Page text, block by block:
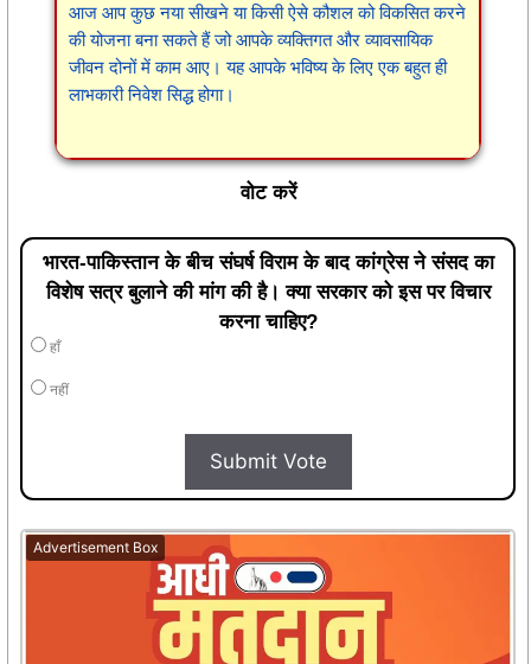
आज आप कुछ नया सीखने या किसी ऐसे कौशल को विकसित करने
की योजना बना सकते हैं जो आपके व्यक्तिगत और व्यावसायिक
जीवन दोनों में काम आए। यह आपके भविष्य के लिए एक बहुत ही
लाभकारी निवेश सिद्ध होगा।
वोट करें
भारत-पाकिस्तान के बीच संघर्ष विराम के बाद कांग्रेस ने संसद का
विशेष सत्र बुलाने की मांग की है। क्या सरकार को इस पर विचार
करना चाहिए?
हाँ
नहीं
Submit Vote
Advertisement Box